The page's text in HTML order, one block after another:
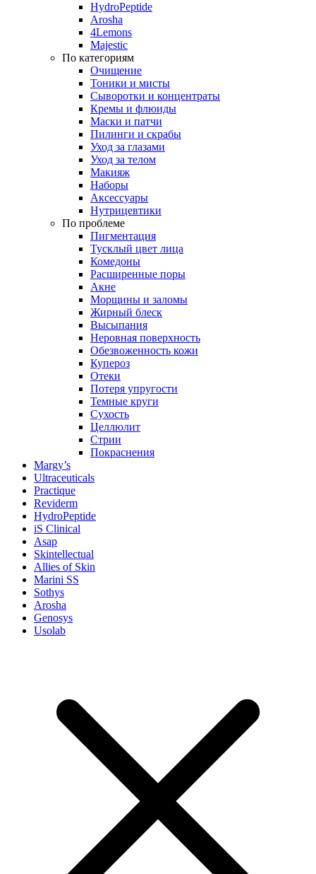
HydroPeptide
Arosha
4Lemons
Majestic
По категориям
Очищение
Тоники и мисты
Сыворотки и концентраты
Кремы и флюиды
Маски и патчи
Пилинги и скрабы
Уход за глазами
Уход за телом
Макияж
Наборы
Аксессуары
Нутрицевтики
По проблеме
Пигментация
Тусклый цвет лица
Комедоны
Расширенные поры
Акне
Морщины и заломы
Жирный блеск
Высыпания
Неровная поверхность
Обезвоженность кожи
Купероз
Отеки
Потеря упругости
Темные круги
Сухость
Целлюлит
Стрии
Покраснения
Margy’s
Ultraceuticals
Practique
Reviderm
HydroPeptide
iS Clinical
Asap
Skintellectual
Allies of Skin
Marini SS
Sothys
Arosha
Genosys
Usolab